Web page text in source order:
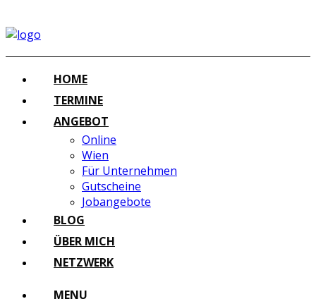
HOME
TERMINE
ANGEBOT
Online
Wien
Für Unternehmen
Gutscheine
Jobangebote
BLOG
ÜBER MICH
NETZWERK
MENU